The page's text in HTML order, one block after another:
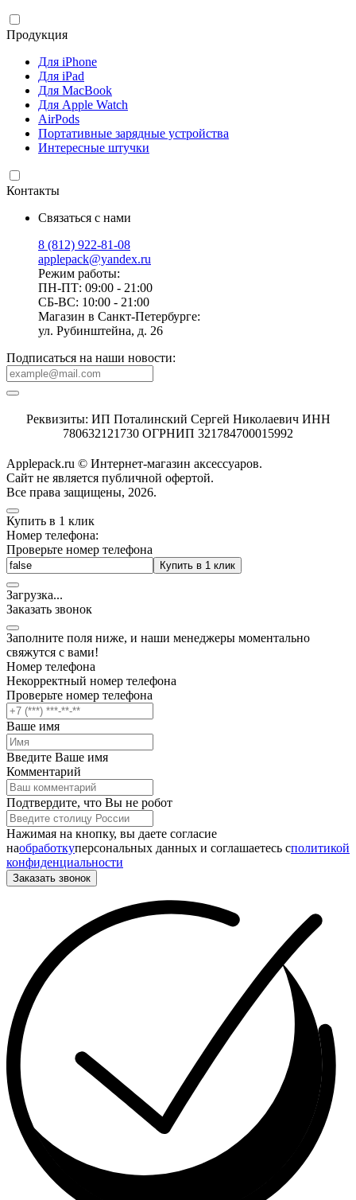
Продукция
Для iPhone
Для iPad
Для MacBook
Для Apple Watch
AirPods
Портативные зарядные устройства
Интересные штучки
Контакты
Связаться с нами
8 (812) 922-81-08
applepack@yandex.ru
Режим работы:
ПН-ПТ: 09:00 - 21:00
СБ-ВС: 10:00 - 21:00
Магазин в Санкт-Петербурге:
ул. Рубинштейна, д. 26
Подписаться на наши новости:
Реквизиты: ИП Поталинский Сергей Николаевич ИНН
780632121730 ОГРНИП 321784700015992
Applepack.ru © Интернет-магазин аксессуаров.
Cайт не является публичной офертой.
Все права защищены, 2026.
Купить в 1 клик
Номер телефона:
Проверьте номер телефона
Купить в 1 клик
Загрузка...
Заказать звонок
Заполните поля ниже, и наши менеджеры моментально
свяжутся с вами!
Номер телефона
Некорректный номер телефона
Проверьте номер телефона
Ваше имя
Введите Ваше имя
Комментарий
Подтвердите, что Вы не робот
Нажимая на кнопку, вы даете согласие
наобработкуперсональных данных и соглашаетесь cполитикой
конфиденциальности
Заказать звонок